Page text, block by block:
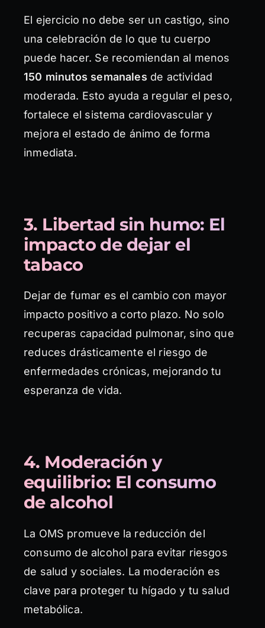
El ejercicio no debe ser un castigo, sino
una celebración de lo que tu cuerpo
puede hacer. Se recomiendan al menos
150 minutos semanales de actividad
moderada. Esto ayuda a regular el peso,
fortalece el sistema cardiovascular y
mejora el estado de ánimo de forma
inmediata.
3. Libertad sin humo: El
impacto de dejar el
tabaco
Dejar de fumar es el cambio con mayor
impacto positivo a corto plazo. No solo
recuperas capacidad pulmonar, sino que
reduces drásticamente el riesgo de
enfermedades crónicas, mejorando tu
esperanza de vida.
4. Moderación y
equilibrio: El consumo
de alcohol
La OMS promueve la reducción del
consumo de alcohol para evitar riesgos
de salud y sociales. La moderación es
clave para proteger tu hígado y tu salud
metabólica.